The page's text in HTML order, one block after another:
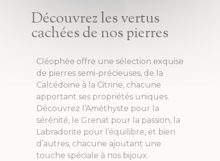
Découvrez les vertus
cachées de nos pierres
Cléophée offre une sélection exquise
de pierres semi-précieuses, de la
Calcédoine à la Citrine, chacune
apportant ses propriétés uniques.
Découvrez l’Améthyste pour la
sérénité, le Grenat pour la passion, la
Labradorite pour l’équilibre, et bien
d’autres, chacune ajoutant une
touche spéciale à nos bijoux.